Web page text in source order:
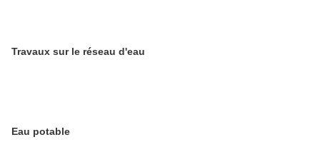
Travaux sur le réseau d'eau
Eau potable